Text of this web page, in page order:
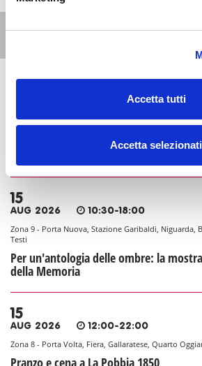
Accetta tutti
Accetta selezionati
Altri eventi per
07:30-23:30
Zona 1 - Centro storico
La Conca social bar: colazioni, pranzi,
15
AUG 2026 10:30-18:00
Zona 9 - Porta Nuova, Stazione Garibaldi, Niguarda,
Testi
Per un'antologia delle ombre: la
della Memoria
15
AUG 2026 12:00-22:00
Zona 8 - Porta Volta, Fiera, Gallaratese, Quarto
Pranzo e cena a La Pobbia 1850